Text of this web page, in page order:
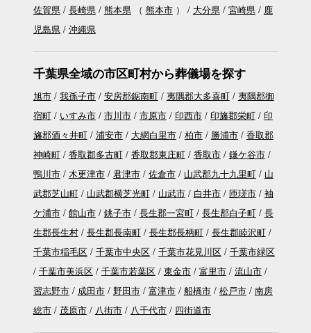
佐賀県 長崎県 熊本県（ 熊本市） 大分県 宮崎県
鹿
児島県
沖縄県
千葉県全域の市区町村から葬儀場を探す
旭市 我孫子市 安房郡鋸南町 夷隅郡大多喜町
夷隅郡御
宿町
いすみ市 市川市 市原市 印西市 印旛郡栄町
印
旛郡酒々井町
浦安市 大網白里市 柏市 勝浦市
香取郡
神崎町
香取郡多古町 香取郡東庄町 香取市
鎌ケ谷市
鴨川市
木更津市 君津市 佐倉市 山武郡九十九里町
山
武郡芝山町
山武郡横芝光町 山武市 白井市 匝瑳市
袖
ケ浦市
館山市 銚子市 長生郡一宮町 長生郡白子町
長
生郡長生村
長生郡長南町 長生郡長柄町
長生郡睦沢町
千葉市稲毛区
千葉市中央区 千葉市花見川区
千葉市緑区
千葉市美浜区
千葉市若葉区 東金市 富里市
流山市
習志野市
成田市 野田市 富津市 船橋市 松戸市
南房
総市
茂原市 八街市 八千代市 四街道市